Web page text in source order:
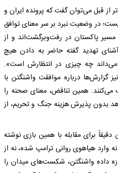
از قبل می‌توان گفت که پرونده ایران و
در وضعیت نبرد بر سر معنای توافق
پاکستان در رفت‌وبرگشت‌اند و از
تهدید گفته حاضر به دادن هیچ
چه چیزی در انتظارش است».
گزارش‌ها درباره موافقت واشنگتن با
می‌کنند. همین تناقض، معنای صحنه را
بدون پذیرش هزینه جنگ و تحریم، از
برای مقابله با همین بازی نوشته
وارد هیاهوی روانی ترامپ شده، نه از
داده واشنگتن، شکست‌های میدان را